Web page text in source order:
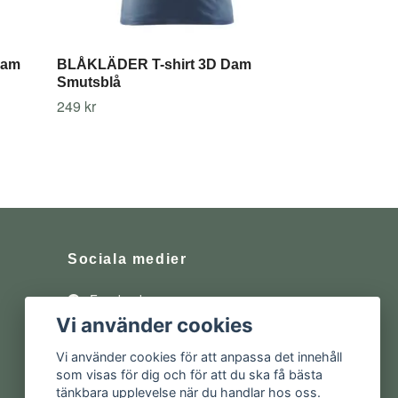
BLÅKLÄDER T-shirt 3D Dam
Smutsblå
249 kr
Sociala medier
Facebook
Instagram
Vi använder cookies
Vi använder cookies för att anpassa det innehåll
som visas för dig och för att du ska få bästa
tänkbara upplevelse när du handlar hos oss.